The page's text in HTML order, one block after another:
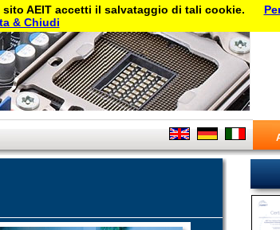
AEIT accetti il salvataggio di tali cookie.
& Chiudi